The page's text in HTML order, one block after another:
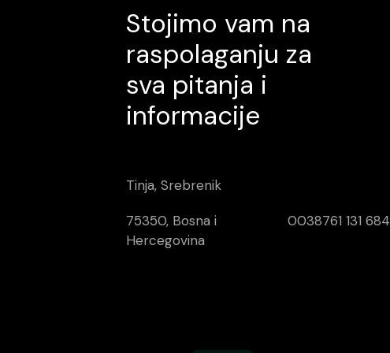
Stojimo vam na
raspolaganju za
sva pitanja i
informacije
Tinja, Srebrenik
75350, Bosna i
Hercegovina
0038761 131 684